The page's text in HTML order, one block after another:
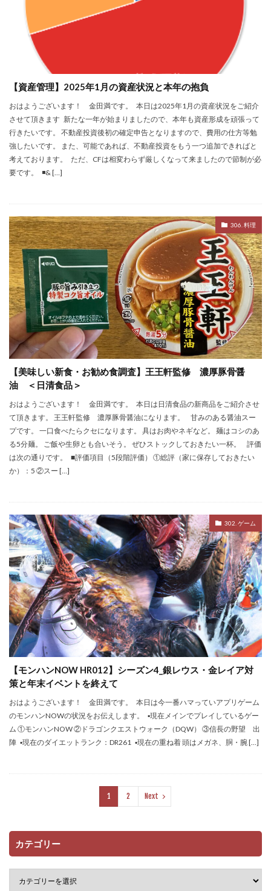
【資産管理】2025年1月の資産状況と本年の抱負
おはようございます！ 金田満です。 本日は2025年1月の資産状況をご紹介
させて頂きます 新たな一年が始まりましたので、本年も資産形成を頑張って
行きたいです。 不動産投資後初の確定申告となりますので、費用の仕方等勉
強したいです。 また、可能であれば、不動産投資をもう一つ追加できればと
考えております。 ただ、CFは相変わらず厳しくなって来ましたので節制が必
要です。 ◾& […]
306. 料理
【美味しい新食・お勧め食調査】王王軒監修 濃厚豚骨醤
油 ＜日清食品＞
おはようございます！ 金田満です。 本日は日清食品の新商品をご紹介させ
て頂きます。 王王軒監修 濃厚豚骨醤油になります。 甘みのある醤油スー
プです。 一口食べたらクセになります。 具はお肉やネギなど。 麺はコシのあ
る5分麺。 ご飯や生卵とも合いそう。 ぜひストックしておきたい一杯。 評価
は次の通りです。 ■評価項目（5段階評価） ①総評（家に保存しておきたい
か）：5 ②スー […]
302. ゲーム
【モンハンNOW HR012】シーズン4_銀レウス・金レイア対
策と年末イベントを終えて
おはようございます！ 金田満です。 本日は今一番ハマっていアプリゲーム
のモンハンNOWの状況をお伝えします。 ▪️現在メインでプレイしているゲー
ム ①モンハンNOW ②ドラゴンクエストウォーク（DQW） ③信長の野望 出
陣 ▪️現在のダイエットランク：DR261 ▪️現在の重ね着 頭はメガネ、胴・腕 […]
1 2 Next
カテゴリー